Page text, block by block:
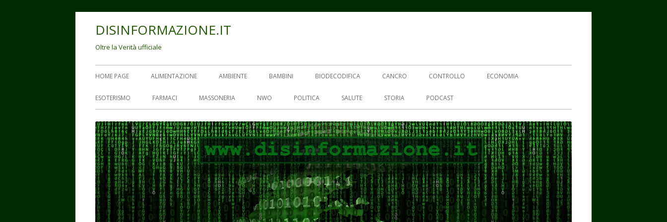
DISINFORMAZIONE.IT
Oltre la Verità ufficiale
Menu
principale
HOME PAGE ALIMENTAZIONE AMBIENTE BAMBINI BIODECODIFICA CANCRO CONTROLLO ECONOMIA
ESOTERISMO FARMACI MASSONERIA NWO POLITICA SALUTE STORIA PODCAST